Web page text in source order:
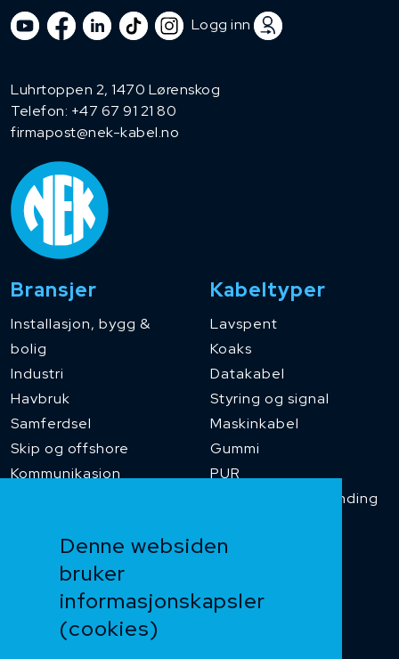
Denne websiden
bruker
informasjonskapsler
(cookies)
Logg inn
Luhrtoppen 2, 1470 Lørenskog
Telefon: +47 67 91 21 80
firmapost@nek-kabel.no
Bransjer
Installasjon, bygg &
bolig
Industri
Havbruk
Samferdsel
Skip og offshore
Kommunikasjon
Kabeltyper
Lavspent
Koaks
Datakabel
Styring og signal
Maskinkabel
Gummi
PUR
Temperaturbestanding
Heis og kran
Kategorikabel